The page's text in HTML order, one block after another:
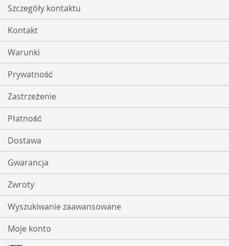
Szczegóły kontaktu
Kontakt
Warunki
Prywatność
Zastrzeżenie
Płatność
Dostawa
Gwarancja
Zwroty
Wyszukiwanie zaawansowane
Moje konto